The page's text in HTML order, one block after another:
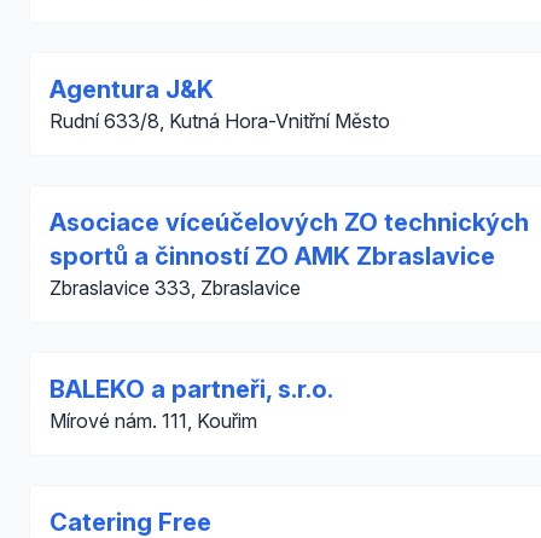
Agentura J&K
Rudní 633/8, Kutná Hora-Vnitřní Město
Asociace víceúčelových ZO technických
sportů a činností ZO AMK Zbraslavice
Zbraslavice 333, Zbraslavice
BALEKO a partneři, s.r.o.
Mírové nám. 111, Kouřim
Catering Free